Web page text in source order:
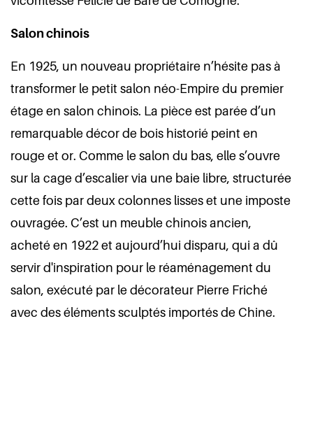
Salon chinois
En 1925, un nouveau propriétaire n’hésite pas à
transformer le petit salon néo-Empire du premier
étage en salon chinois. La pièce est parée d’un
remarquable décor de bois historié peint en
rouge et or. Comme le salon du bas, elle s’ouvre
sur la cage d’escalier via une baie libre, structurée
cette fois par deux colonnes lisses et une imposte
ouvragée. C’est un meuble chinois ancien,
acheté en 1922 et aujourd’hui disparu, qui a dû
servir d'inspiration pour le réaménagement du
salon, exécuté par le décorateur Pierre Friché
avec des éléments sculptés importés de Chine.